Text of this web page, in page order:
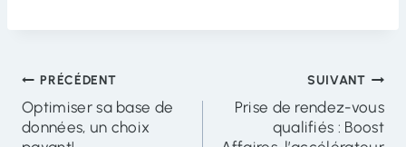
Navigation
de
PRÉCÉDENT
Optimiser sa base de
données, un choix
SUIVANT
Prise de rendez-vous
qualifiés : Boost